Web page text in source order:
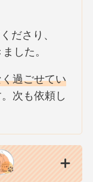
ださり、
した。
過ごせてい
次も依頼し